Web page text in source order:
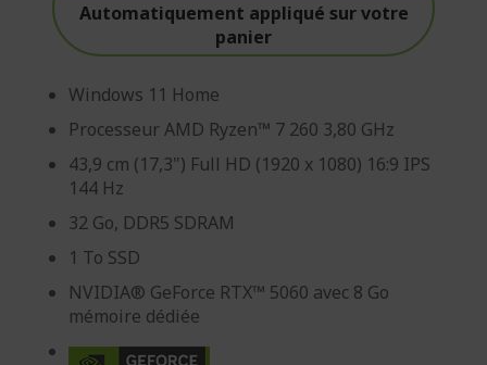
Automatiquement appliqué sur votre
panier
Windows 11 Home
Processeur AMD Ryzen™ 7 260 3,80 GHz
43,9 cm (17,3") Full HD (1920 x 1080) 16:9 IPS
144 Hz
32 Go, DDR5 SDRAM
1 To SSD
NVIDIA® GeForce RTX™ 5060 avec 8 Go
mémoire dédiée